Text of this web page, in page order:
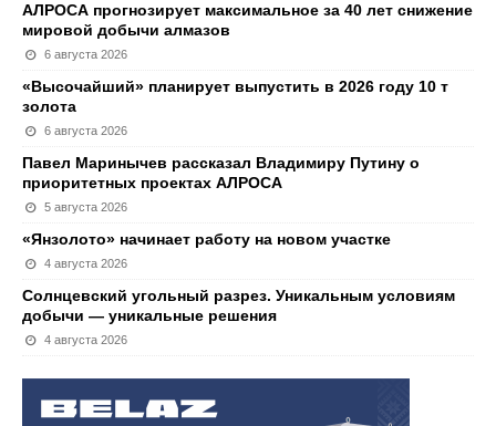
АЛРОСА прогнозирует максимальное за 40 лет снижение
мировой добычи алмазов
6 августа 2026
«Высочайший» планирует выпустить в 2026 году 10 т
золота
6 августа 2026
Павел Маринычев рассказал Владимиру Путину о
приоритетных проектах АЛРОСА
5 августа 2026
«Янзолото» начинает работу на новом участке
4 августа 2026
Солнцевский угольный разрез. Уникальным условиям
добычи — уникальные решения
4 августа 2026